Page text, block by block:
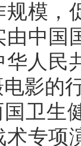
模，
中国
华人
影的
卫生
术专项